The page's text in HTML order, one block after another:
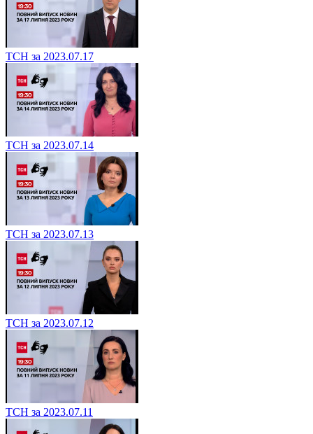
ТСН за 2023.07.17
ТСН за 2023.07.14
ТСН за 2023.07.13
ТСН за 2023.07.12
ТСН за 2023.07.11